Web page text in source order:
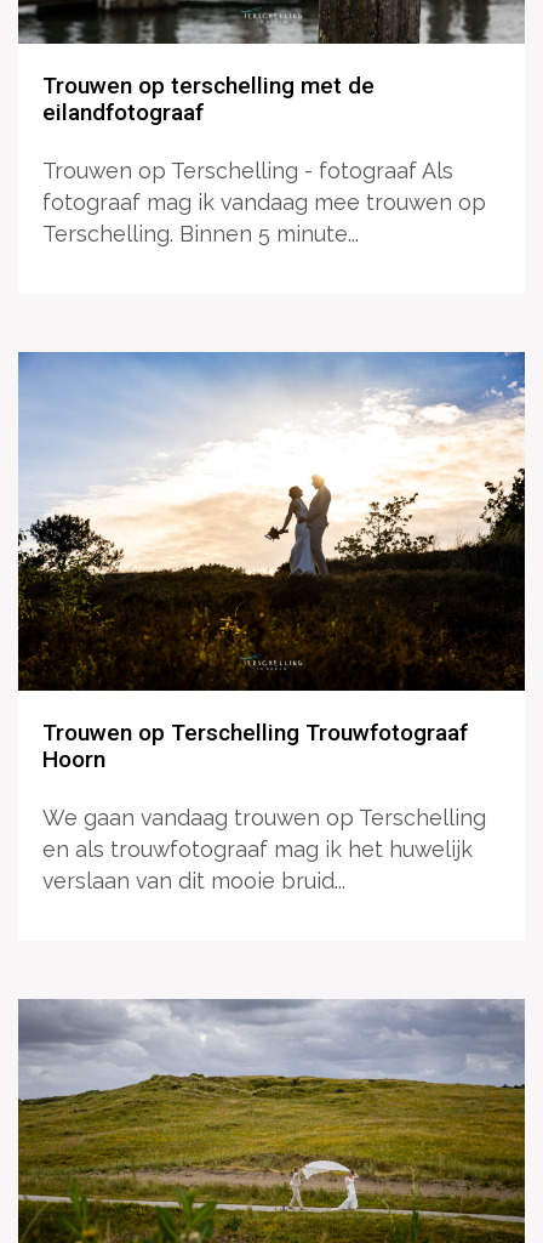
Trouwen op terschelling met de
eilandfotograaf
Trouwen op Terschelling - fotograaf Als
fotograaf mag ik vandaag mee trouwen op
Terschelling. Binnen 5 minute...
Trouwen op Terschelling Trouwfotograaf
Hoorn
We gaan vandaag trouwen op Terschelling
en als trouwfotograaf mag ik het huwelijk
verslaan van dit mooie bruid...